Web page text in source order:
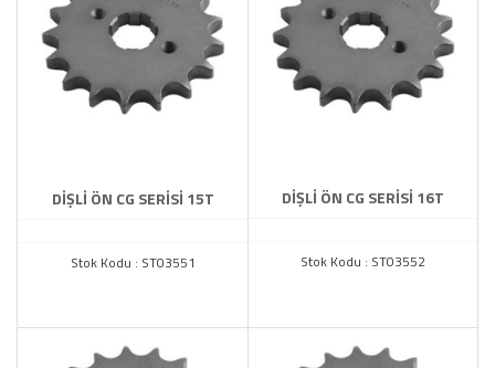
DİŞLİ ÖN CG SERİSİ 15T
Stok Kodu : ST03551
DİŞLİ ÖN CG SERİSİ 16T
Stok Kodu : ST03552